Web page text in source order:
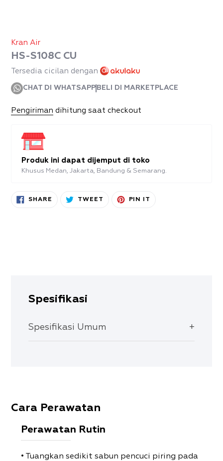
Kran Air
HS-S108C CU
Tersedia cicilan dengan
CHAT DI WHATSAPP BELI DI MARKETPLACE
Pengiriman dihitung saat checkout
Produk ini dapat dijemput di toko
Khusus Medan, Jakarta, Bandung & Semarang.
ProdukSHARE SHARE
TWEET TWEET
PIN IT
Spesifikasi
Spesifikasi Umum
Cara Perawatan
Perawatan Rutin
• Tuangkan sedikit sabun pencuci piring pada